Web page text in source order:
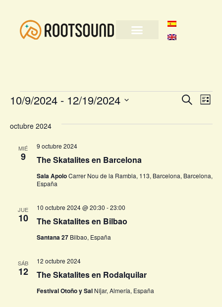
de
BuscarLista
10/9/2024 - 12/19/2024
fecha.
octubre 2024
MIÉ
9 The Skatalites en Barcelona
9 octubre 2024
Sala ApoloCarrer Nou de la Rambla, 113, Barcelona, Barcelona,
España
JUE
10 The Skatalites en Bilbao
10 octubre 2024 @ 20:30 -23:00
Santana 27 Bilbao, España
SÁB
12 The Skatalites en Rodalquilar
12 octubre 2024
Festival Otoño y Sal Níjar, Almería, España